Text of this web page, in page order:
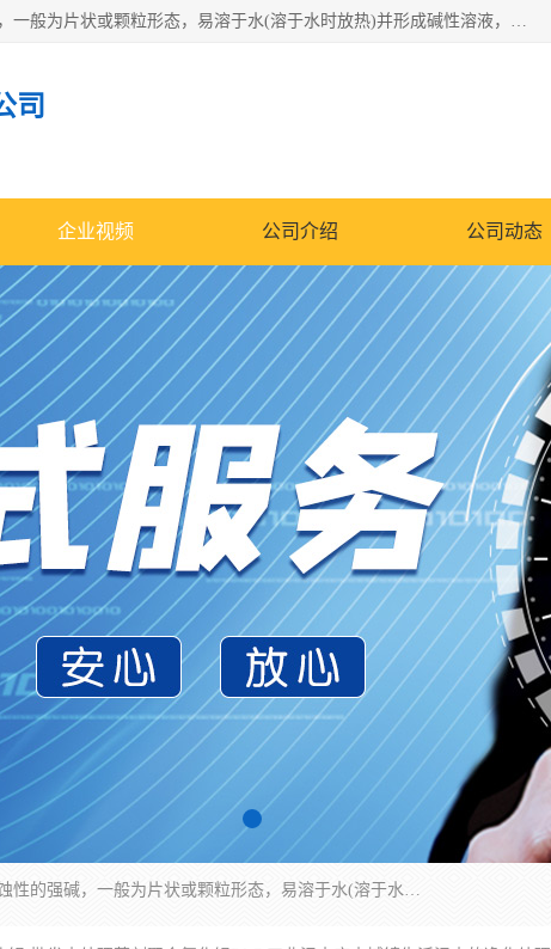
氢氧化钠化学式为NaOH，为一种具有很强腐蚀性的强碱，一般为片状或颗粒形态，易溶于水(溶于水时放热)并形成碱性溶液，另有潮解性，易吸取空气中的水蒸气(潮解)和(变质)。NaOH是化学实验室其中一种必备的化学品，亦为常见的化工品之一。纯品是无色透明的晶体。密度2.130g/cm3。熔点318.4℃。沸点1390℃。工业品含有少量的氯化和碳酸，是白色不透明的晶体。
司
企业视频 公司介绍 公司动态
氢氧化钠化学式为NaOH，为一种具有很强腐蚀性的强碱，一般为片状或颗粒形态，易溶于水(溶于水时放热)并形成碱性溶液，另有潮解性，易吸取空气中的水蒸气(潮解)和(变质)。NaOH是化学实验室其中一种必备的化学品，亦为常见的化工品之一。纯品是无色透明的晶体。密度2.130g/cm3。熔点318.4℃。沸点1390℃。工业品含有少量的氯化和碳酸，是白色不透明的晶体。